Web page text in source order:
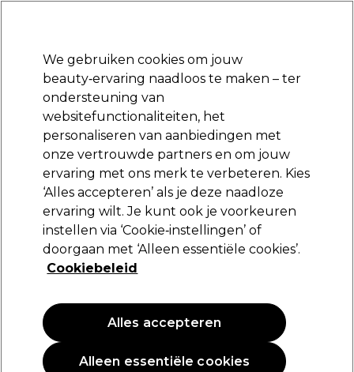
Aanmelden
Merken Deals Haar Elektra
Volgende dag geleverd*
Na verzending, maandag t/m vrijdag
Lômé Paris
Lômé Paris Hoofdhuid Balans Shampoo
300ml
(0
We gebruiken cookies om jouw
beauty‑ervaring naadloos te maken – ter
ondersteuning van
websitefunctionaliteiten, het
personaliseren van aanbiedingen met
onze vertrouwde partners en om jouw
ervaring met ons merk te verbeteren. Kies
‘Alles accepteren’ als je deze naadloze
ervaring wilt. Je kunt ook je voorkeuren
instellen via ‘Cookie‑instellingen’ of
doorgaan met ‘Alleen essentiële cookies’.
Cookiebeleid
Alleen essentiële cookies
Alles accepteren